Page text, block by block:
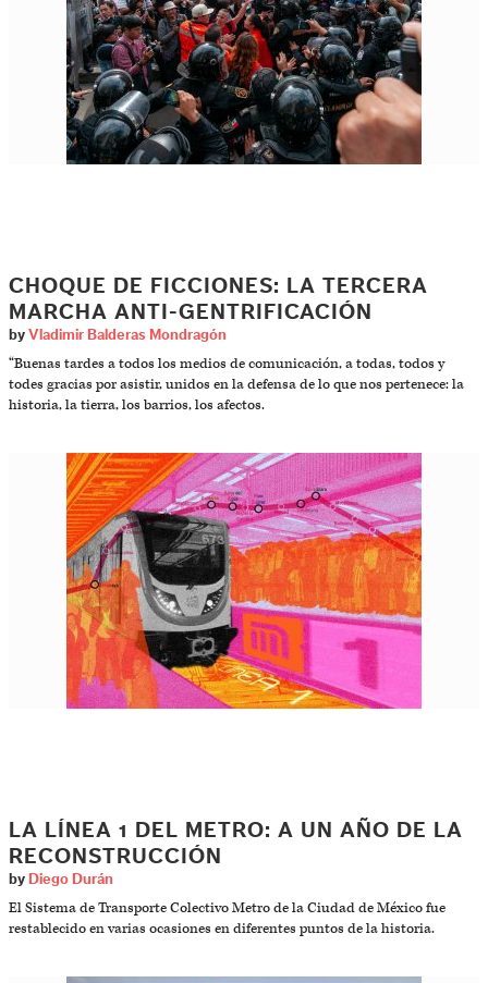
CHOQUE DE FICCIONES: LA TERCERA
MARCHA ANTI-GENTRIFICACIÓN
by Vladimir Balderas Mondragón
“Buenas tardes a todos los medios de comunicación, a todas, todos y
todes gracias por asistir, unidos en la defensa de lo que nos pertenece: la
historia, la tierra, los barrios, los afectos.
LA LÍNEA 1 DEL METRO: A UN AÑO DE LA
RECONSTRUCCIÓN
by Diego Durán
El Sistema de Transporte Colectivo Metro de la Ciudad de México fue
restablecido en varias ocasiones en diferentes puntos de la historia.